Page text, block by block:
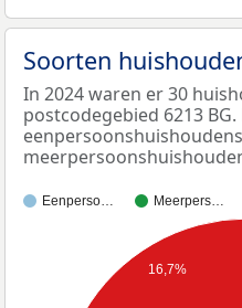
Soorten
In 2024 waren er 30
postcodegebied 6213
Eenperso… Meerpers…
16,7%